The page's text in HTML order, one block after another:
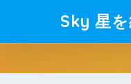
Sky 星